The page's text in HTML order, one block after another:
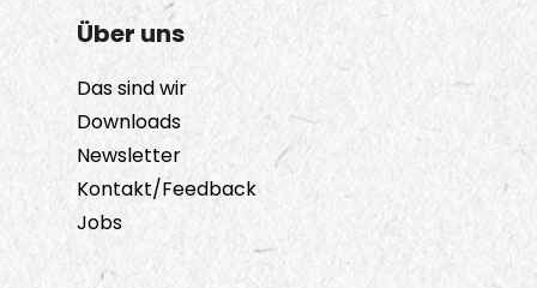
Über uns
Das sind wir
Downloads
Newsletter
Kontakt/Feedback
Jobs